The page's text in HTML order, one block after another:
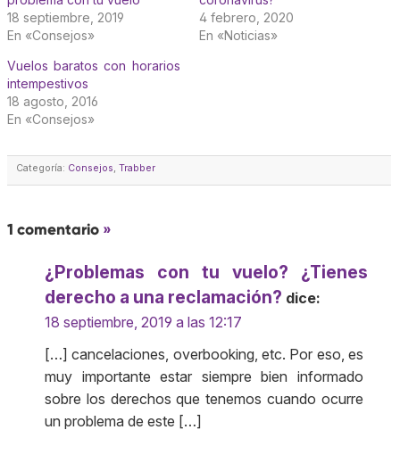
18 septiembre, 2019
En «Consejos»
4 febrero, 2020
En «Noticias»
Vuelos baratos con horarios
intempestivos
18 agosto, 2016
En «Consejos»
Categoría: Consejos, Trabber
1 comentario »
¿Problemas con tu vuelo? ¿Tienes
derecho a una reclamación? dice:
18 septiembre, 2019 a las 12:17
[…] cancelaciones, overbooking, etc. Por eso, es
muy importante estar siempre bien informado
sobre los derechos que tenemos cuando ocurre
un problema de este […]